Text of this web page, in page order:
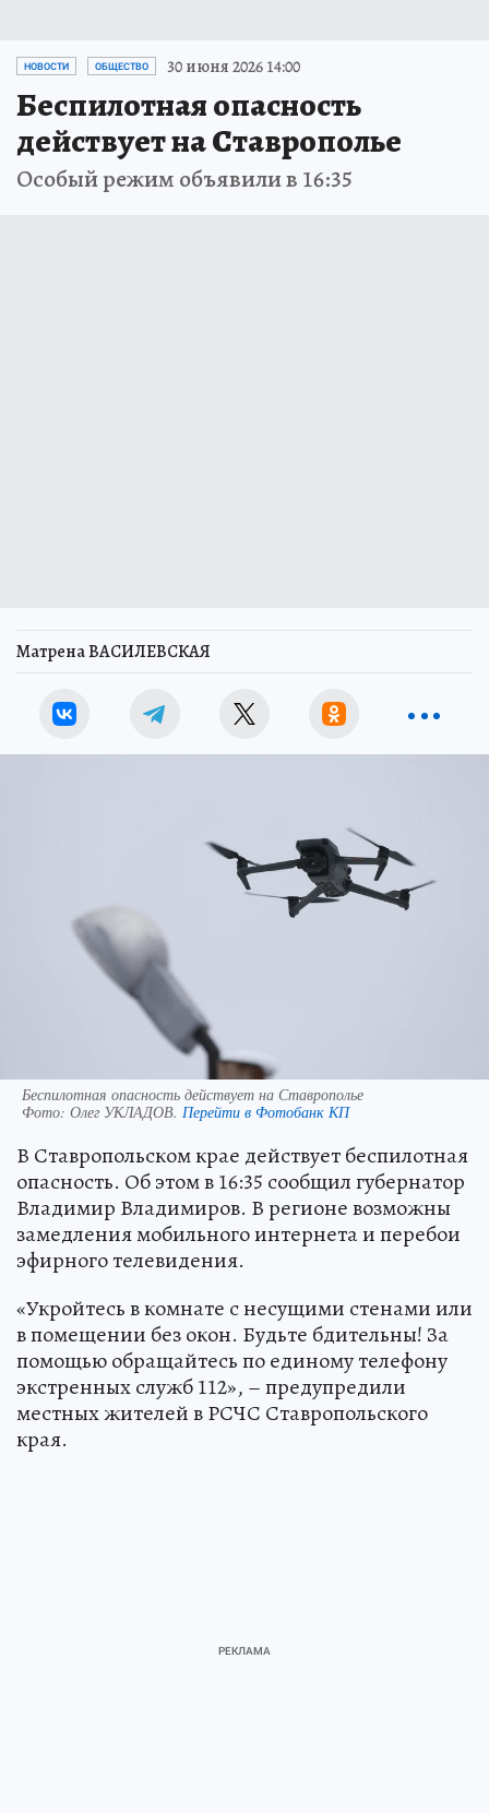
НОВОСТИ ОБЩЕСТВО 30 июня 2026 14:00
Беспилотная опасность
действует на Ставрополье
Особый режим объявили в 16:35
Матрена ВАСИЛЕВСКАЯ
Беспилотная опасность действует на Ставрополье
Фото: Олег УКЛАДОВ. Перейти в Фотобанк КП
В Ставропольском крае действует беспилотная
опасность. Об этом в 16:35 сообщил губернатор
Владимир Владимиров. В регионе возможны
замедления мобильного интернета и перебои
эфирного телевидения.
«Укройтесь в комнате с несущими стенами или
в помещении без окон. Будьте бдительны! За
помощью обращайтесь по единому телефону
экстренных служб 112», – предупредили
местных жителей в РСЧС Ставропольского
края.